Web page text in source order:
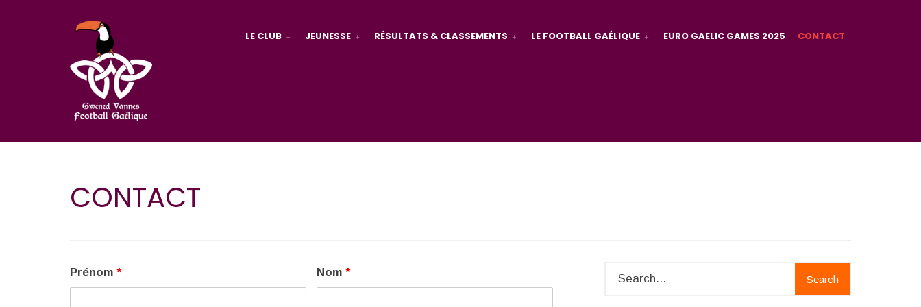
LE CLUB JEUNESSE RÉSULTATS & CLASSEMENTS LE FOOTBALL GAÉLIQUE EURO GAELIC GAMES 2025 CONTACT
CONTACT
Prénom * Nom * Search